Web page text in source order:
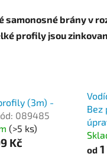
brány v
profily jsou
(3m) -
089485
(>5 ks)
Kč
Bez
od